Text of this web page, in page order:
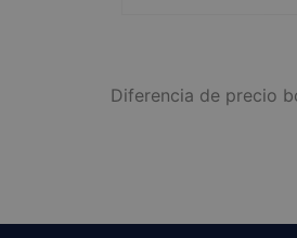
Diferencia de precio